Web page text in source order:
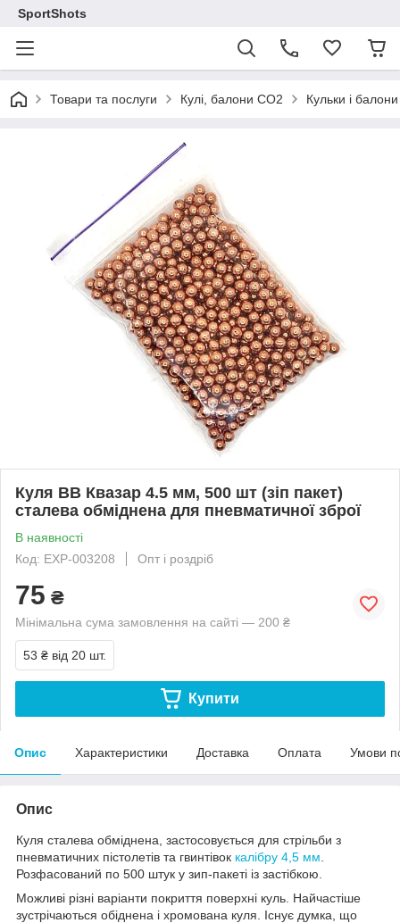
SportShots
Товари та послуги Кулі, балони СО2 Кульки і
Куля BB Квазар 4.5 мм, 500 шт (зіп пакет)
сталева обміднена для пневматичної зброї
В наявності
Код: EXP-003208
Опт і роздріб
75 ₴
Мінімальна сума замовлення на сайті — 200 ₴
53 ₴ від 20 шт.
Купити
Опис Характеристики Доставка Оплата Умови
Опис
Куля сталева обміднена, застосовується для стрільби з
пневматичних пістолетів та гвинтівок калібру 4,5 мм
Розфасований по 500 штук у зип-пакеті із застібкою.
Можливі різні варіанти покриття поверхні куль. Найчастіше
зустрічаються обіднена і хромована куля. Існує думка, що